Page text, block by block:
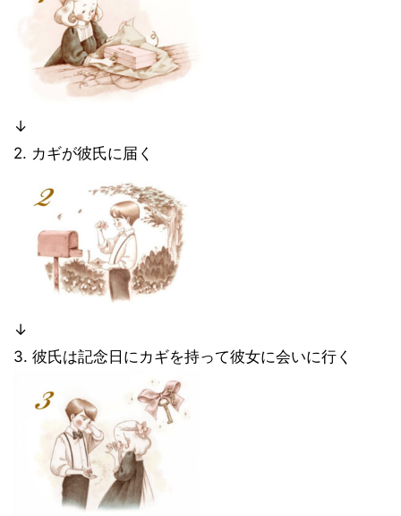
↓
2. カギが彼氏に届く
↓
3. 彼氏は記念日にカギを持って彼女に会いに行く